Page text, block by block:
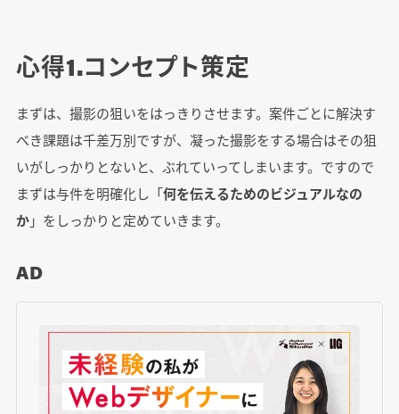
心得1.コンセプト策定
まずは、撮影の狙いをはっきりさせます。案件ごとに解決す
べき課題は千差万別ですが、凝った撮影をする場合はその狙
いがしっかりとないと、ぶれていってしまいます。ですので
まずは与件を明確化し「何を伝えるためのビジュアルなの
か」をしっかりと定めていきます。
AD